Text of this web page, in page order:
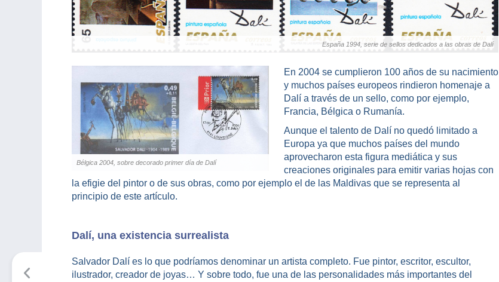
España 1994, serie de sellos dedicados a las obras de Dalí
Bélgica 2004, sobre decorado primer día de Dalí
En 2004 se cumplieron 100 años de su nacimiento
y muchos países europeos rindieron homenaje a
Dalí a través de un sello, como por ejemplo,
Francia, Bélgica o Rumanía.
Aunque el talento de Dalí no quedó limitado a
Europa ya que muchos países del mundo
aprovecharon esta figura mediática y sus
creaciones originales para emitir varias hojas con
la efigie del pintor o de sus obras, como por ejemplo el de las Maldivas que se representa al
principio de este artículo.
Dalí, una existencia surrealista
Salvador Dalí es lo que podríamos denominar un artista completo. Fue pintor, escritor, escultor,
ilustrador, creador de joyas… Y sobre todo, fue una de las personalidades más importantes del